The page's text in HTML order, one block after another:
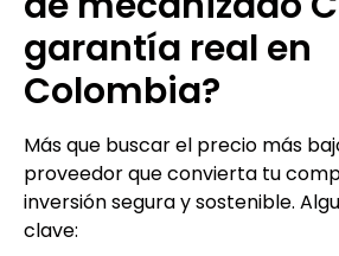
garantía real en
Colombia?
Más que buscar el precio más
proveedor que convierta tu
inversión segura y sostenible.
clave: